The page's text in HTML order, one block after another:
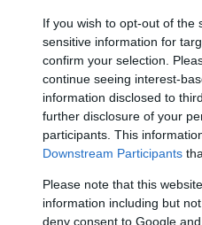
If you wish to opt-out of the
sensitive information for
confirm your selection.
continue seeing interest-
information disclosed to
further disclosure of your
participants. This
Downstream Participants
Please note that this
information including but
deny consent to Google
Γαρδικιώτης, Θηραίος,
Χουλιάρας, Ρώσσιος,
Σιώζος.
σε έκταση σκορ νίκες των
μυαλό τους πιθανές